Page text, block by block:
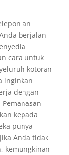
an
berjalan
cara untuk
kotoran
inginkan
dengan
kepada
punya
Anda tidak
kemungkinan